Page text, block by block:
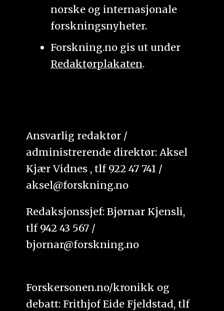
norske og internasjonale
forskningsnyheter.
Forskning.no gis ut under
Redaktørplakaten.
Ansvarlig redaktør /
administrerende direktør: Aksel
Kjær Vidnes , tlf 922 47 741 /
aksel@forskning.no
Redaksjonssjef: Bjørnar Kjensli,
tlf 942 43 567 /
bjornar@forskning.no
Forskersonen.no/kronikk og
debatt: Frithjof Eide Fjeldstad, tlf